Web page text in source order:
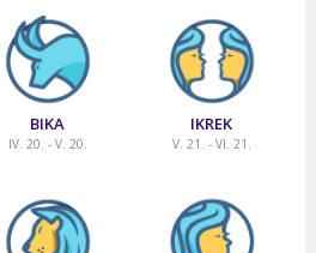
BIKA
IV. 20. - V. 20.
IKREK
V. 21. - VI. 21.